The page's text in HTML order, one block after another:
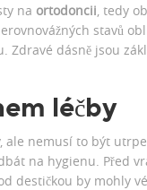
na ortodoncii , tedy
stavů
Zdravé dásně jsou
léčby
ale nemusí to být
na hygienu. Před
destičkou by mohly